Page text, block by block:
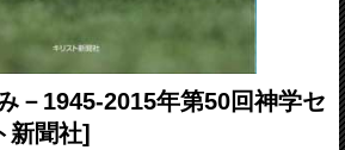
－1945-2015年第50回神学セ
新聞社]